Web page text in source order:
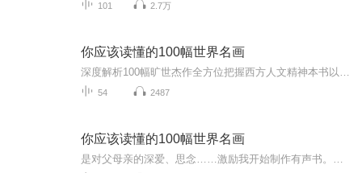
101 2.7万
你应该读懂的100幅世界名画
54 2487
你应该读懂的100幅世界名画